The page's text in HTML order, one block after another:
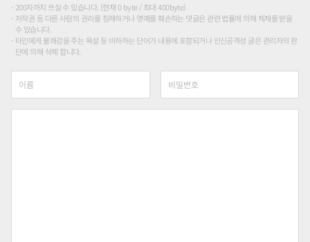
200자까지 쓰실 수 있습니다. (현재 0 byte / 최대 400byte)
저작권 등 다른 사람의 권리를 침해하거나 명예를 훼손하는 댓글은 관련 법률에 의해 제재를 받을
수 있습니다.
타인에게 불쾌감을 주는 욕설 등 비하하는 단어가 내용에 포함되거나 인신공격성 글은 관리자의 판
단에 의해 삭제 합니다.